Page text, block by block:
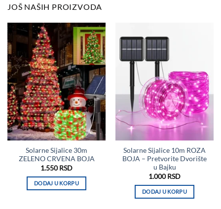
JOŠ NAŠIH PROIZVODA
Solarne Sijalice 30m
ZELENO CRVENA BOJA
1.550RSD
DODAJ U KORPU
Solarne Sijalice 10m ROZA
BOJA – Pretvorite Dvorište
u Bajku
1.000RSD
DODAJ U KORPU